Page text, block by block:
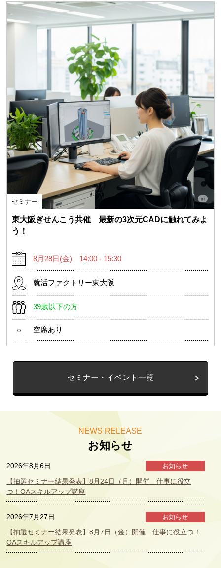
セミナー
東大阪ぎせんこう共催 最新の3次元CADに触れてみよ
う！
8月28日(金) 14:00 - 15:30
就活ファクトリー東大阪
39歳以下の方
○ 空席あり
セミナー・イベント一覧
NEWS RELEASE
お知らせ
2026年8月6日 お知らせ
【抽選セミナー結果発表】8月24日（月）開催 仕事に役立
つ！OAスキルアップ講座
2026年7月27日 お知らせ
【抽選セミナー結果発表】8月7日（金）開催 仕事に役立つ！
OAスキルアップ講座